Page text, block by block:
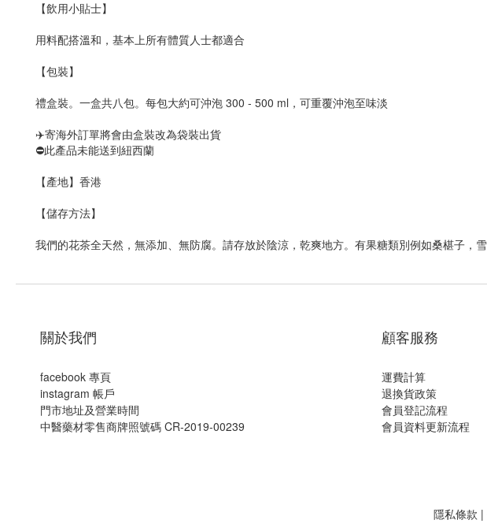
【飲用小貼士】
用料配搭溫和，基本上所有體質人士都適合
【包裝】
禮盒裝。一盒共八包。每包大約可沖泡 300 - 500 ml，可重覆沖泡至味淡
✈️寄海外訂單將會由盒裝改為袋裝出貨
⛔此產品未能送到紐西蘭
【產地】香港
【儲存方法】
我們的花茶全天然，無添加、無防腐。請存放於陰涼，乾爽地方。有果糖類別例如桑椹子
關於我們
facebook 專頁
instagram 帳戶
門市地址及營業時間
中醫藥材零售商牌照號碼 CR-2019-00239
顧客服務
運費計算
退換貨政策
會員登記流程
會員資料更新流程
隱私條款 |